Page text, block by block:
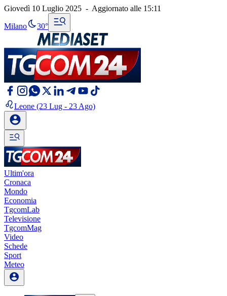
Giovedì 10 Luglio 2025 - Aggiornato alle 15:11
Milano 30°
Leone (23 Lug - 23 Ago)
Ultim'ora
Cronaca
Mondo
Economia
TgcomLab
Televisione
TgcomMag
Video
Schede
Sport
Meteo